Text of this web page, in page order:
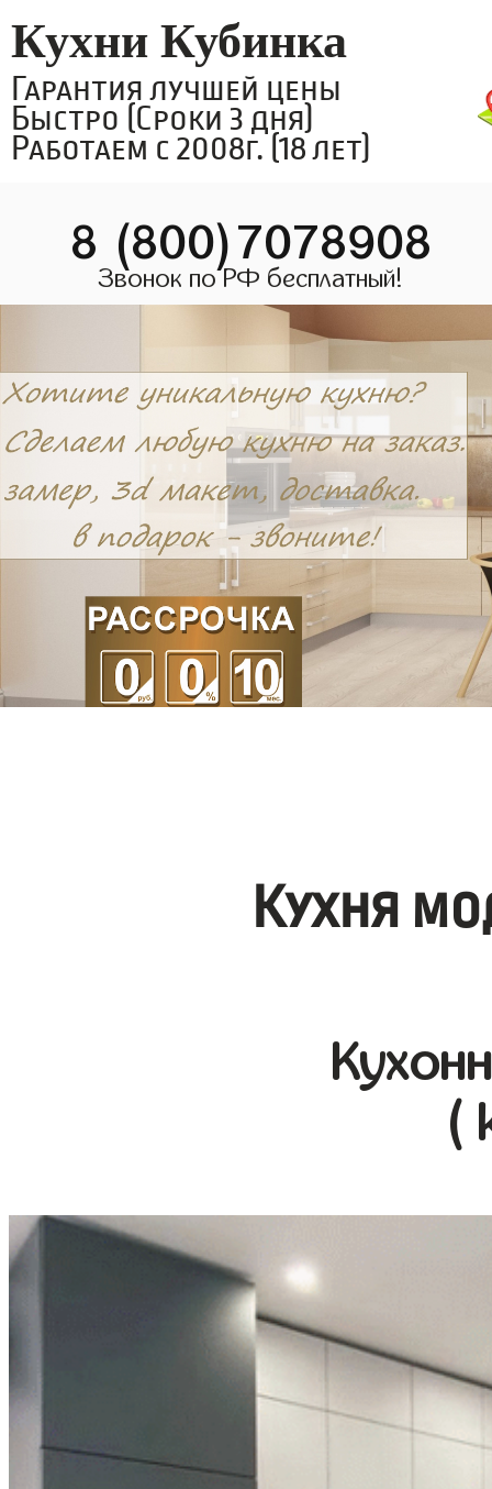
Кухни Кубинка
Гарантия лучшей цены
Быстро (Сроки 3 дня)
Работаем с 2008г. (18 лет)
8 (800)7078908
Звонок по РФ бесплатный!
Кухня
(